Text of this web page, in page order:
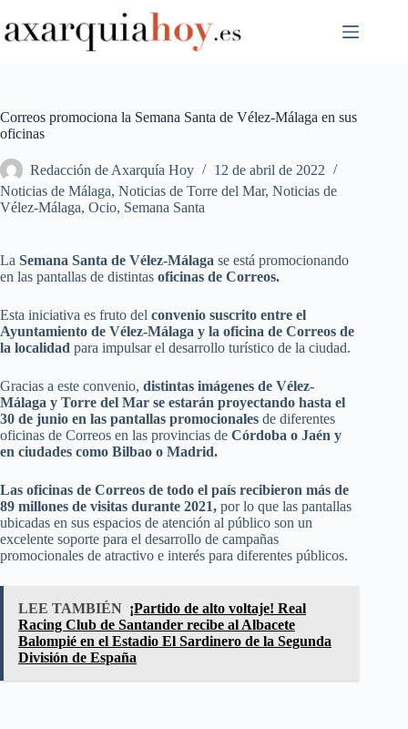
al
contenido
Correos promociona la Semana Santa de Vélez-Málaga en sus
oficinas
Redacción de Axarquía Hoy
12 de abril de 2022
Noticias de Málaga, Noticias de Torre del Mar, Noticias de
Vélez-Málaga, Ocio, Semana Santa
La Semana Santa de Vélez-Málaga se está promocionando
en las pantallas de distintas oficinas de Correos.
Esta iniciativa es fruto del convenio suscrito entre el
Ayuntamiento de Vélez-Málaga y la oficina de Correos de
la localidad para impulsar el desarrollo turístico de la ciudad.
Gracias a este convenio, distintas imágenes de Vélez-
Málaga y Torre del Mar se estarán proyectando hasta el
30 de junio en las pantallas promocionales de diferentes
oficinas de Correos en las provincias de Córdoba o Jaén y
en ciudades como Bilbao o Madrid.
Las oficinas de Correos de todo el país recibieron más de
89 millones de visitas durante 2021, por lo que las pantallas
ubicadas en sus espacios de atención al público son un
excelente soporte para el desarrollo de campañas
promocionales de atractivo e interés para diferentes públicos.
LEE TAMBIÉN ¡Partido de alto voltaje! Real
Racing Club de Santander recibe al Albacete
Balompié en el Estadio El Sardinero de la Segunda
División de España